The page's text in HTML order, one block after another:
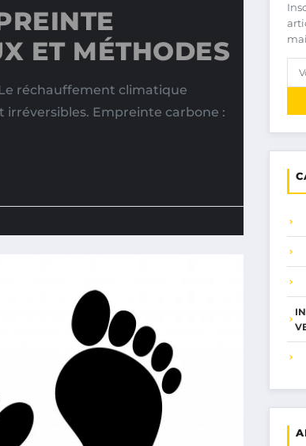
ET MÉTHODES
réchauffement climatique
irréversibles. Empreinte carbone :